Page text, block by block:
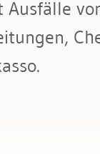
Ausfälle